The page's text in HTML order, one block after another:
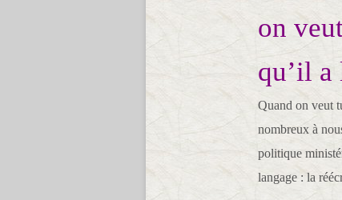
on
qu’il a
Quand on veut
nombreux à
politique
langage : la